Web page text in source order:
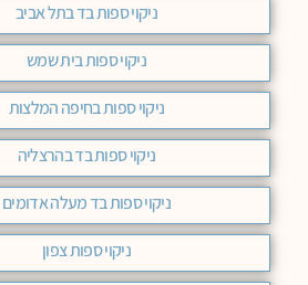
ניקוי ספות בד בתל אביב
ניקוי ספות בית שמש
ניקוי ספות בחיפה המלצות
ניקוי ספות בד בהרצליה
ניקוי ספות בד מעלה אדומים
ניקוי ספות צפון